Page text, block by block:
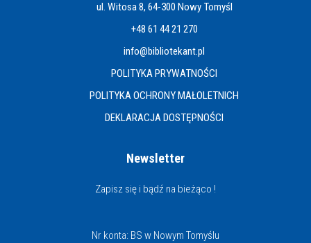
ul. Witosa 8, 64-300 Nowy Tomyśl
+48 61 44 21 270
info@bibliotekant.pl
POLITYKA PRYWATNOŚCI
POLITYKA OCHRONY MAŁOLETNICH
DEKLARACJA DOSTĘPNOŚCI
Newsletter
Zapisz się i bądź na bieżąco !
Nr konta: BS w Nowym Tomyślu